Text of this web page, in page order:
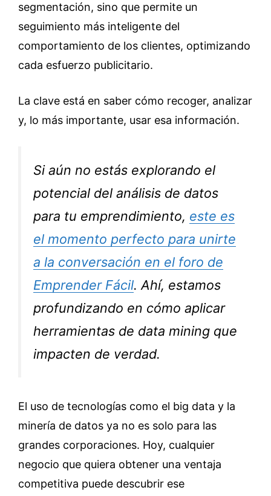
segmentación, sino que permite un
seguimiento más inteligente del
comportamiento de los clientes, optimizando
cada esfuerzo publicitario.
La clave está en saber cómo recoger, analizar
y, lo más importante, usar esa información.
Si aún no estás explorando el
potencial del análisis de datos
para tu emprendimiento, este es
el momento perfecto para unirte
a la conversación en el foro de
Emprender Fácil. Ahí, estamos
profundizando en cómo aplicar
herramientas de data mining que
impacten de verdad.
El uso de tecnologías como el big data y la
minería de datos ya no es solo para las
grandes corporaciones. Hoy, cualquier
negocio que quiera obtener una ventaja
competitiva puede descubrir ese